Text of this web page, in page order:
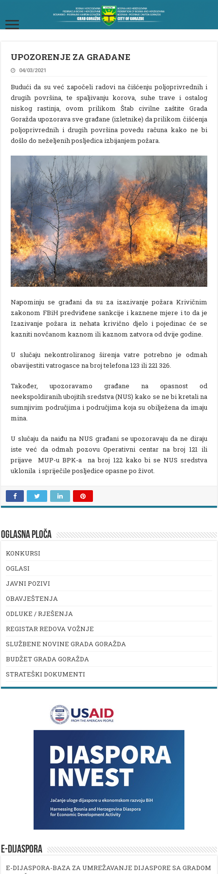
UPOZORENJE ZA GRAĐANE
04/03/2021
Budući da su već započeli radovi na čišćenju poljoprivrednih i
drugih površina, te spaljivanju korova, suhe trave i ostalog
niskog rastinja, ovom prilikom Štab civilne zaštite Grada
Goražda upozorava sve građane (izletnike) da prilikom čišćenja
poljoprivrednih i drugih površina povedu računa kako ne bi
došlo do neželjenih posljedica izbijanjem požara.
Napominju se građani da su za izazivanje požara Krivičnim
zakonom FBiH predviđene sankcije i kaznene mjere i to da je
Izazivanje požara iz nehata krivično djelo i pojedinac će se
kazniti novčanom kaznom ili kaznom zatvora od dvije godine.
U slučaju nekontroliranog širenja vatre potrebno je odmah
obavijestiti vatrogasce na broj telefona 123 ili 221 326.
Također, upozoravamo građane na opasnost od
neekspoldiranih ubojitih sredstva (NUS) kako se ne bi kretali na
sumnjivim područjima i područjima koja su obilježena da imaju
mina.
U slučaju da naiđu na NUS građani se upozoravaju da ne diraju
iste već da odmah pozovu Operativni centar na broj 121 ili
prijave MUP-u BPK-a na broj 122 kako bi se NUS sredstva
uklonila i spriječile posljedice opasne po život.
OGLASNA PLOČA
KONKURSI
OGLASI
JAVNI POZIVI
OBAVJEŠTENJA
ODLUKE / RJEŠENJA
REGISTAR REDOVA VOŽNJE
SLUŽBENE NOVINE GRADA GORAŽDA
BUDŽET GRADA GORAŽDA
STRATEŠKI DOKUMENTI
E-DIJASPORA
E-DIJASPORA-BAZA ZA UMREŽAVANJE DIJASPORE SA GRADOM